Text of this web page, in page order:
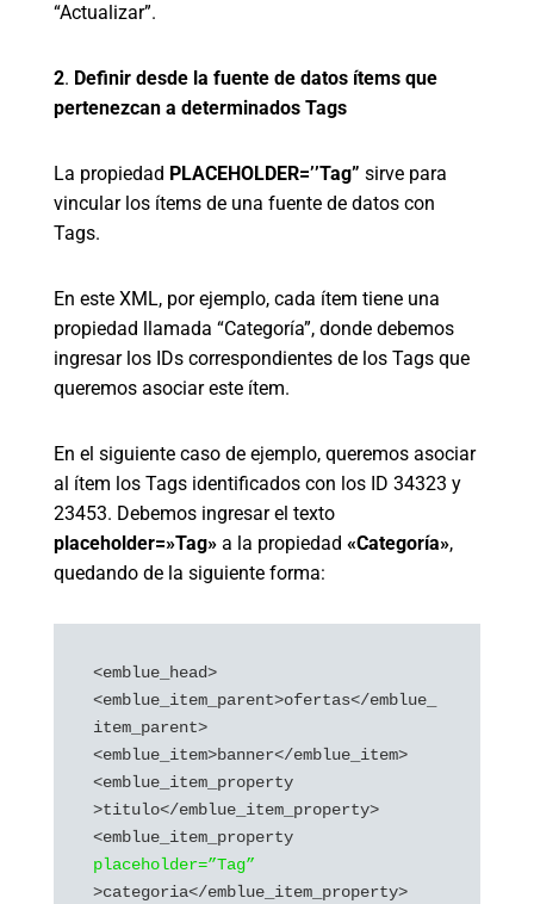
“Actualizar”.
2. Definir desde la fuente de datos ítems que
pertenezcan a determinados Tags
La propiedad PLACEHOLDER=’’Tag” sirve para
vincular los ítems de una fuente de datos con
Tags.
En este XML, por ejemplo, cada ítem tiene una
propiedad llamada “Categoría”, donde debemos
ingresar los IDs correspondientes de los Tags que
queremos asociar este ítem.
En el siguiente caso de ejemplo, queremos asociar
al ítem los Tags identificados con los ID 34323 y
23453. Debemos ingresar el texto
placeholder=»Tag» a la propiedad «Categoría»,
quedando de la siguiente forma:
<emblue_head>
<emblue_item_parent>ofertas</emblue_
item_parent>
<emblue_item>banner</emblue_item>
<emblue_item_property
>titulo</emblue_item_property>
placeholder=”Tag”
>categoria</emblue_item_property>